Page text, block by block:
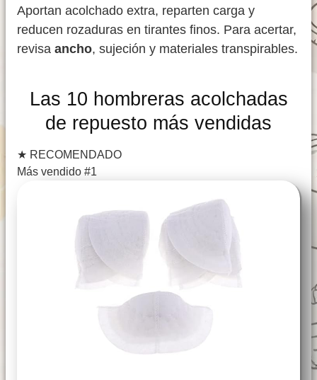
Aportan acolchado extra, reparten carga y
reducen rozaduras en tirantes finos. Para acertar,
revisa ancho, sujeción y materiales transpirables.
Las 10 hombreras acolchadas
de repuesto más vendidas
★ RECOMENDADO
Más vendido #1